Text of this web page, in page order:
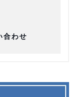
合わせ